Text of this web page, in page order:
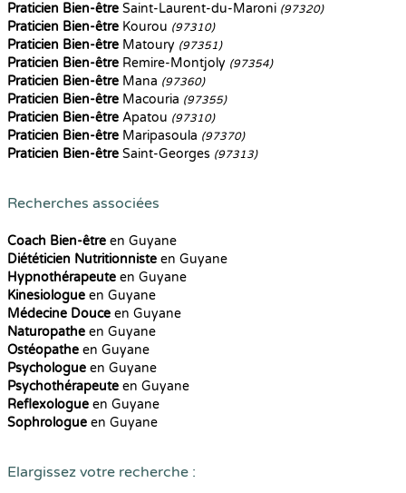
Praticien Bien-être Saint-Laurent-du-Maroni (97320)
Praticien Bien-être Kourou (97310)
Praticien Bien-être Matoury (97351)
Praticien Bien-être Remire-Montjoly (97354)
Praticien Bien-être Mana (97360)
Praticien Bien-être Macouria (97355)
Praticien Bien-être Apatou (97310)
Praticien Bien-être Maripasoula (97370)
Praticien Bien-être Saint-Georges (97313)
Recherches associées
Coach Bien-être en Guyane
Diététicien Nutritionniste en Guyane
Hypnothérapeute en Guyane
Kinesiologue en Guyane
Médecine Douce en Guyane
Naturopathe en Guyane
Ostéopathe en Guyane
Psychologue en Guyane
Psychothérapeute en Guyane
Reflexologue en Guyane
Sophrologue en Guyane
Elargissez votre recherche :